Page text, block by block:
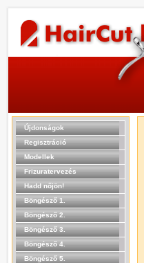
Újdonságok
Regisztráció
Modellek
Frizuratervezés
Hadd nőjön!
Böngésző 1.
Böngésző 2.
Böngésző 3.
Böngésző 4.
Böngésző 5.